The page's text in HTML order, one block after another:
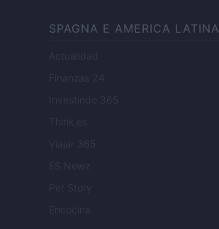
SPAGNA E AMERICA LATINA
Actualidad
Finanzas 24
Investindo 365
Think.es
Viajar 365
ES Newz
Pet Story
Encocina